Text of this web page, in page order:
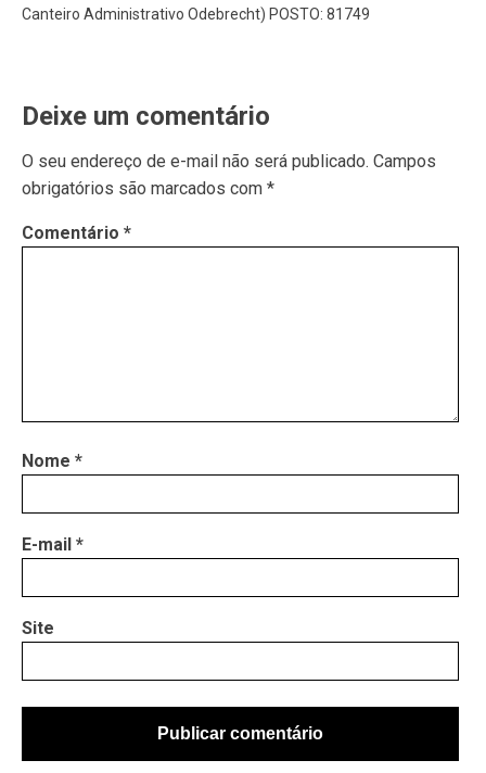
Canteiro Administrativo Odebrecht) POSTO: 81749
Deixe um comentário
O seu endereço de e-mail não será publicado. Campos
obrigatórios são marcados com *
Comentário *
Nome *
E-mail *
Site